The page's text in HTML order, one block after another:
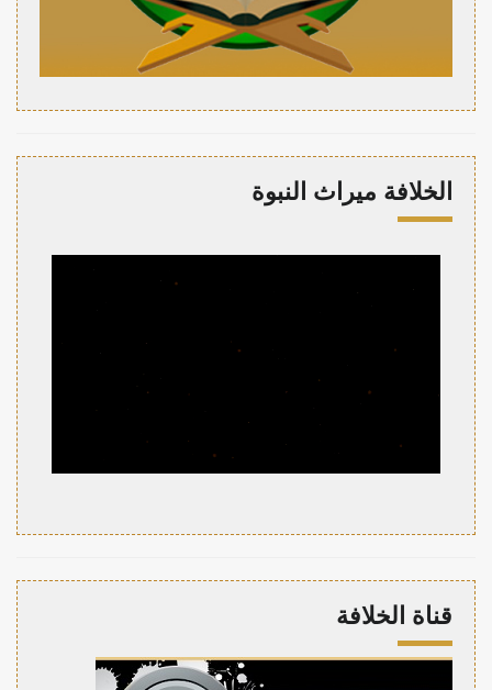
الخلافة ميراث النبوة
قناة الخلافة